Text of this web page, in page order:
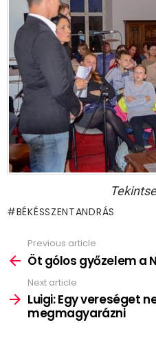
BÉKÉSSZENTANDRÁS
more
Previous article
Öt gólos győzelem a
Next article
Luigi: Egy vereséget
megmagyarázni